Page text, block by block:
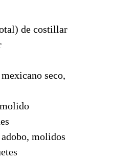
de costillar
seco,
molidos